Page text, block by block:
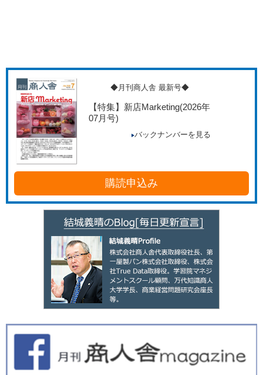
◆月刊商人舎 最新号◆
【特集】新店Marketing(2026年
07月号)
バックナンバーを見る
購読申込み